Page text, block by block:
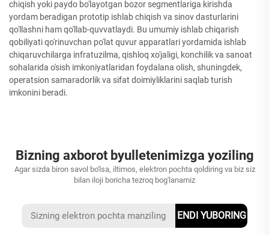
chiqish yoki paydo bo'layotgan bozor segmentlariga kirishda
yordam beradigan prototip ishlab chiqish va sinov dasturlarini
qo'llashni ham qo'llab-quvvatlaydi. Bu umumiy ishlab chiqarish
qobiliyati qo'rinuvchan po'lat quvur apparatlari yordamida ishlab
chiqaruvchilarga infratuzilma, qishloq xo'jaligi, konchilik va sanoat
sohalarida o'sish imkoniyatlaridan foydalana olish, shuningdek,
operatsion samaradorlik va sifat doimiyliklarini saqlab turish
imkonini beradi.
Bizning axborot byulletenimizga yoziling
Agar sizda biron savol bo'lsa, iltimos, elektron pochta qoldiring va biz siz
bilan iloji boricha tezroq bog'lanamiz
ENDI YUBORING